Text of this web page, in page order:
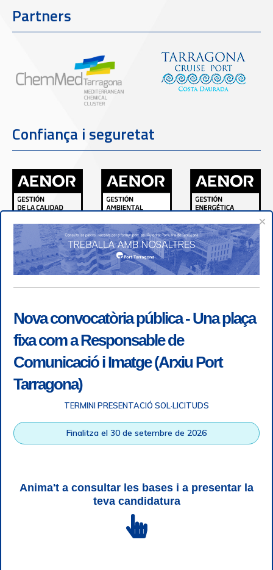
Partners
Confiança i seguretat
Accessibilitat |Nota legal | Info RGPD |Informació de
×
Nova convocatòria pública - Una plaça
fixa com a Responsable de
Comunicació i Imatge (Arxiu Port
Tarragona)
TERMINI PRESENTACIÓ SOL·LICITUDS
Finalitza el 30 de setembre de 2026
Anima't a consultar les bases i a presentar la
teva candidatura